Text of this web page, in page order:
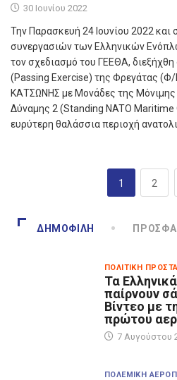
30 Ιουνίου 2022
Την Παρασκευή 24 Ιουνίου 2022 και
συνεργασιών των Ελληνικών
τον σχεδιασμό του ΓΕΕΘΑ,
(Passing Exercise) της Φρεγάτας
ΚΑΤΣΩΝΗΣ με Μονάδες της Μόνιμης
Δύναμης 2 (Standing NATO Maritime
ευρύτερη θαλάσσια περιοχή
1 2
ΔΗΜΟΦΙΛΉ
ΠΟΛΙΤΙΚΉ
Τα
παίρνουν
Βίντεο με
πρώτου
7 Αυγούστου
ΠΟΛΕΜΙΚΉ